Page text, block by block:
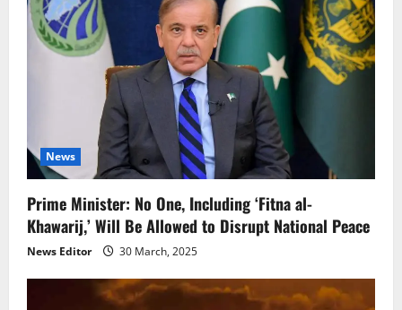
News
Prime Minister: No One, Including ‘Fitna al-
Khawarij,’ Will Be Allowed to Disrupt National Peace
News Editor 30 March, 2025